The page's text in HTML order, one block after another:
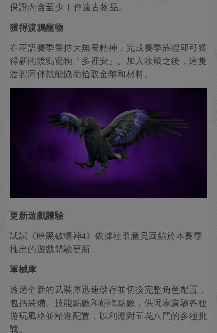
保證內含至少 1 件遠古物品。
獲得渡鴉寵物
在巫語賽季秉持大無畏精神，完成賽季旅程即可獲
得新的渡鴉寵物「多裡安」。加入收藏之後，這隻
渡鴉同伴就能協助拾取金幣和材料。
更新遊戲體驗
試試《暗黑破壞神4》依據社群意見回饋於本賽季
推出的遊戲體驗更新。
軍械庫
透過全新的武裝庫迅速儲存並切換完整角色配置，
包括裝備、技能點數和顛峰點數，供玩家實驗各種
遊玩風格並精進配置，以利應對五花八門的多種挑
戰。